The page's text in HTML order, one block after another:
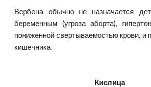
Вербена обычно не назначается
беременным (угроза аборта),
пониженной свертываемостью крови, и
кишечника.
Кислица